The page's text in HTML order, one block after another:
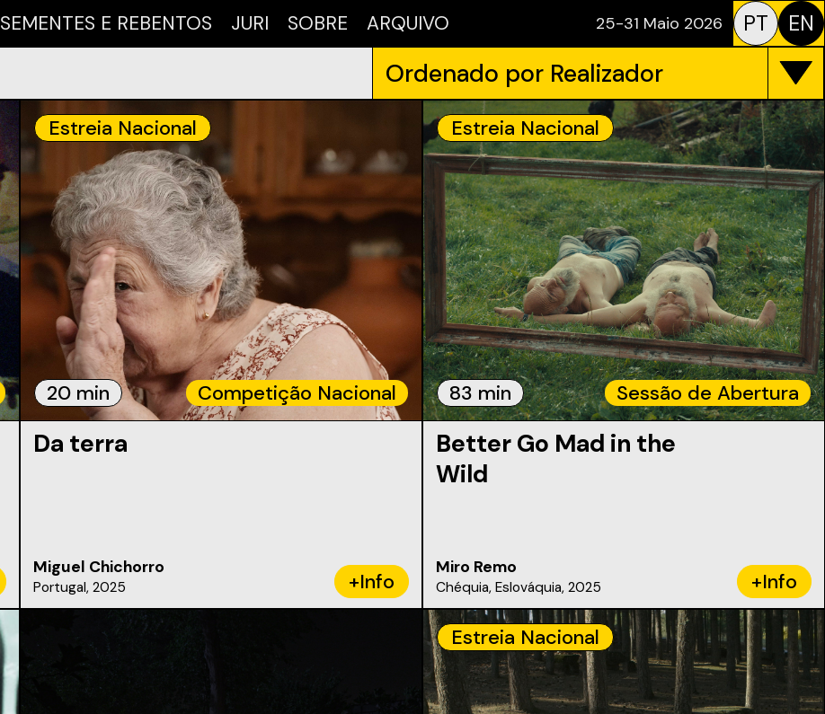
SEMENTES E REBENTOS JURI SOBRE ARQUIVO 25-31 Maio 2026 PT EN
Ordenado por Realizador
Estreia Nacional
20 min Competição Nacional
Da terra
Miguel Chichorro
Portugal, 2025 +Info
Estreia Nacional
83 min Sessão de Abertura
Better Go Mad in the
Wild
Miro Remo
Chéquia, Eslováquia, 2025 +Info
Estreia Nacional